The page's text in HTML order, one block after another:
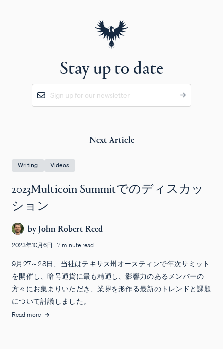
Stay up to date
Next Article
Writing Videos
2023Multicoin Summitでのディスカッ
ション
byJohn Robert Reed
2023年10月6日 | 7 minute read
9月27～28日、当社はテキサス州オースティンで年次サミット
を開催し、暗号通貨に最も精通し、影響力のあるメンバーの
方々にお集まりいただき、業界を形作る最新のトレンドと課題
について討議しました。
Read more